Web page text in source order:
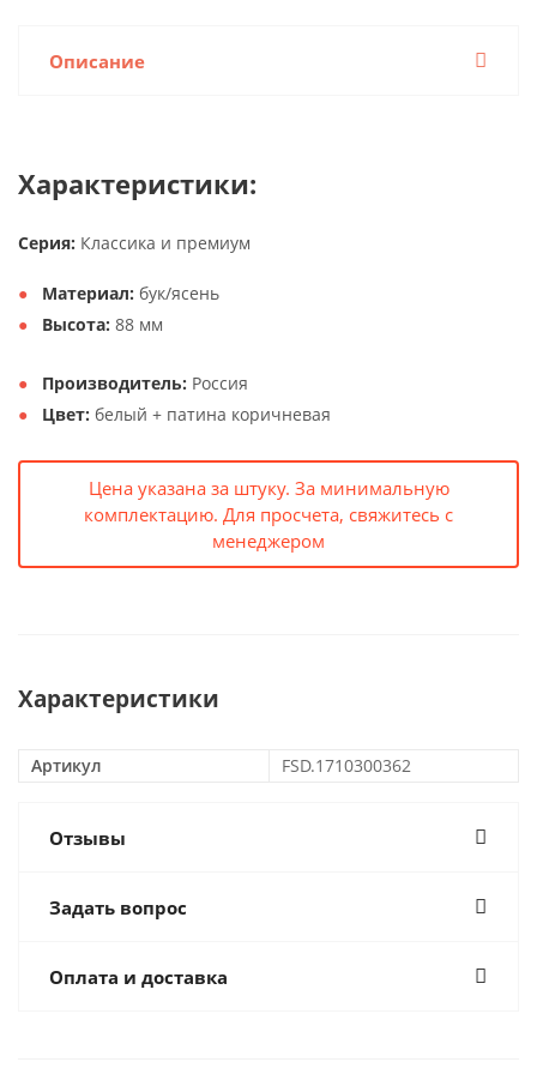
Описание
Характеристики:
Серия: Классика и премиум
Материал: бук/ясень
Высота: 88 мм
Производитель: Россия
Цвет: белый + патина коричневая
Цена указана за штуку. За минимальную
комплектацию. Для просчета, свяжитесь с
менеджером
Характеристики
Артикул FSD.1710300362
Отзывы
Задать вопрос
Оплата и доставка